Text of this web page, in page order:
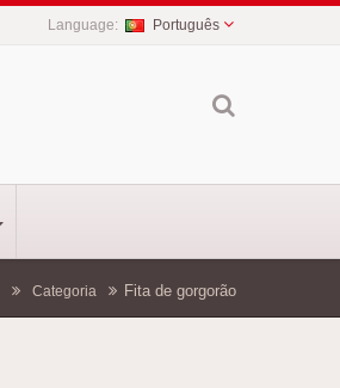
Português
Categoria Fita de gorgorão